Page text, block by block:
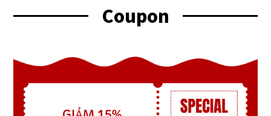
Coupon